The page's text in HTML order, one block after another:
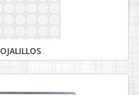
OJALILLOS